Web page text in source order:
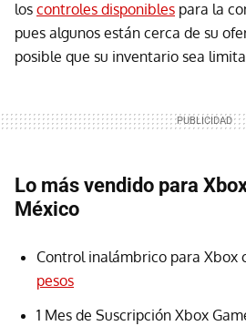
los controles disponibles para la
pues algunos están cerca de su
posible que su inventario sea
Lo más vendido para
México
Control inalámbrico para Xbox
pesos
1 Mes de Suscripción Xbox